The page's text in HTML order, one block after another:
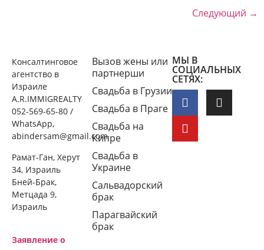
Следующий →
Консалтинговое
агентство в
Израиле
A.R.IMMIGREALTY
052-569-65-80 /
WhatsApp,
abindersam@gmail.com
Рамат-Ган, Херут
34, Израиль
Бней-Брак,
Метцада 9,
Израиль
Заявление о
Вызов жены или
партнерши
Свадьба в Грузии
Свадьба в Праге
Свадьба на
Кипре
Свадьба в
Украине
Сальвадорский
брак
Парагвайский
брак
МЫ В
СОЦИАЛЬНЫХ
СЕТЯХ: